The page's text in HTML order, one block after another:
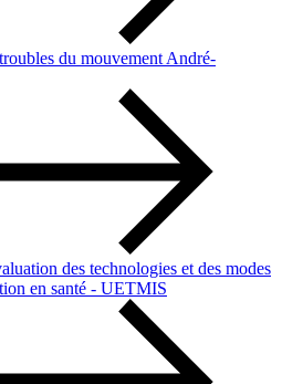
du mouvement André-
des technologies et des modes
en santé - UETMIS